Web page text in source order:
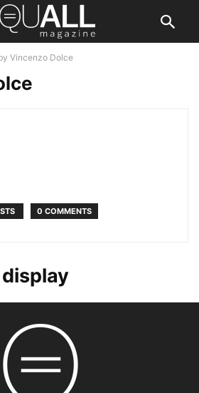
Vincenzo Dolce
0 COMMENTS